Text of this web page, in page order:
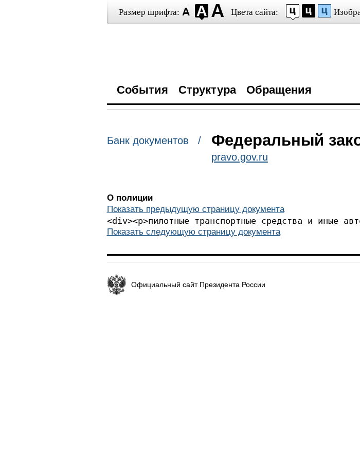
Размер шрифта: Цвета сайта:
События Структура Обращения
Банк документов / Федеральный
pravo.gov.ru
О полиции
Показать предыдущую страницу документа
<div><p>пилотные
Показать следующую страницу документа
Официальный сайт Президента России